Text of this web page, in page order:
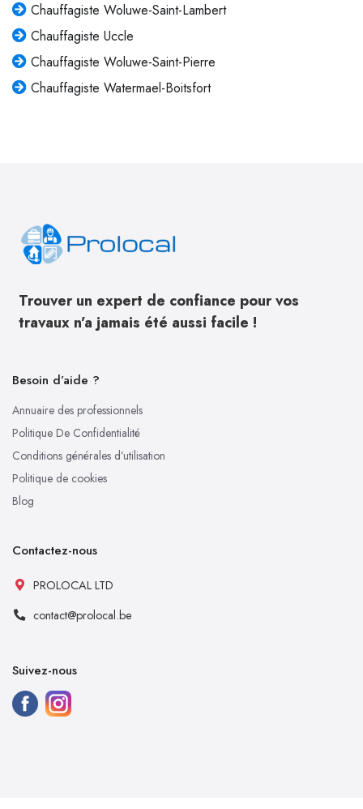
Chauffagiste Woluwe-Saint-Lambert
Chauffagiste Uccle
Chauffagiste Woluwe-Saint-Pierre
Chauffagiste Watermael-Boitsfort
Trouver un expert de confiance pour vos
travaux n’a jamais été aussi facile !
Besoin d’aide ?
Annuaire des professionnels
Politique De Confidentialité
Conditions générales d’utilisation
Politique de cookies
Blog
Contactez-nous
PROLOCAL LTD
contact@prolocal.be
Suivez-nous